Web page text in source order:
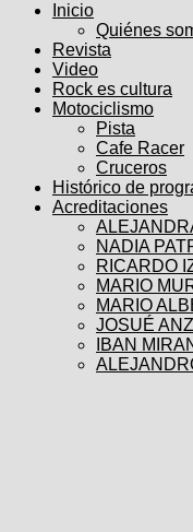
Inicio
Quiénes
Revista
Video
Rock es cultura
Motociclismo
Pista
Cafe Racer
Cruceros
Histórico de
Acreditaciones
NADIA
RICARDO
MARIO
MARIO
JOSUÉ
IBAN